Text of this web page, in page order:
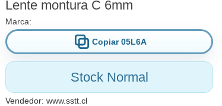
Lente montura C 6mm
Marca:
Copiar 05L6A
Stock Normal
Vendedor: www.sstt.cl